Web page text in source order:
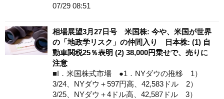
07/29 08:51
相場展望3月27日号 米国株: 今や、米国が世界
の「地政学リスク」の仲間入り 日本株: (1) 自
動車関税25％表明 (2) 38,000円乗せで、売りに
注意
■I．米国株式市場 ●1．NYダウの推移 1）
3/24、NYダウ＋597円高、42,583ドル 2）
3/25、NYダウ＋4ドル高、42,587ドル 3）